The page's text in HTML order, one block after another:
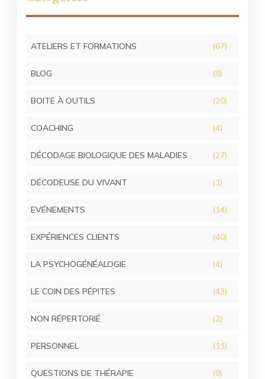
ATELIERS ET FORMATIONS (67)
BLOG (8)
BOITE À OUTILS (20)
COACHING (4)
DÉCODAGE BIOLOGIQUE DES MALADIES (27)
DÉCODEUSE DU VIVANT (1)
EVÉNEMENTS (14)
EXPÉRIENCES CLIENTS (40)
LA PSYCHOGÉNÉALOGIE (4)
LE COIN DES PÉPITES (43)
NON RÉPERTORIÉ (2)
PERSONNEL (11)
QUESTIONS DE THÉRAPIE (9)